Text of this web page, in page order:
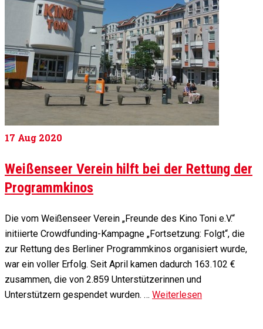
17 Aug 2020
Weißenseer Verein hilft bei der Rettung der
Programmkinos
Die vom Weißenseer Verein „Freunde des Kino Toni e.V.“
initiierte Crowdfunding-Kampagne „Fortsetzung: Folgt“, die
zur Rettung des Berliner Programmkinos organisiert wurde,
war ein voller Erfolg. Seit April kamen dadurch 163.102 €
zusammen, die von 2.859 Unterstützerinnen und
Unterstützern gespendet wurden. … Weiterlesen